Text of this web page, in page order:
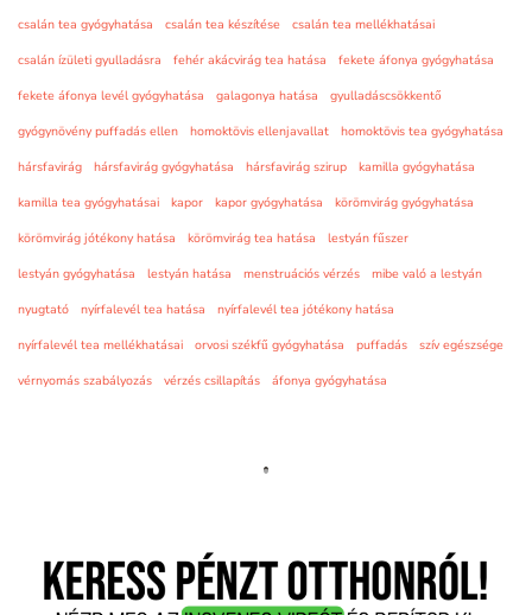
csalán tea gyógyhatása csalán tea készítése
csalán tea mellékhatásai
csalán ízületi gyulladásra
fehér akácvirág tea hatása
fekete áfonya gyógyhatása
fekete áfonya levél gyógyhatása
galagonya hatása
gyulladáscsökkentő
gyógynövény puffadás ellen
homoktövis ellenjavallat
homoktövis tea gyógyhatása
hársfavirág
hársfavirág gyógyhatása hársfavirág szirup
kamilla gyógyhatása
kamilla tea gyógyhatásai
kapor kapor gyógyhatása
körömvirág gyógyhatása
körömvirág jótékony hatása
körömvirág tea hatása
lestyán fűszer
lestyán gyógyhatása
lestyán hatása menstruációs vérzés
mibe való a lestyán
nyugtató
nyírfalevél tea hatása
nyírfalevél tea jótékony hatása
nyírfalevél tea mellékhatásai
orvosi székfű gyógyhatása puffadás
szív egészsége
vérnyomás szabályozás
vérzés csillapítás áfonya gyógyhatása